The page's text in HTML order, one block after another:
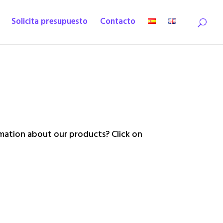
Solicita presupuesto Contacto
about our products? Click on